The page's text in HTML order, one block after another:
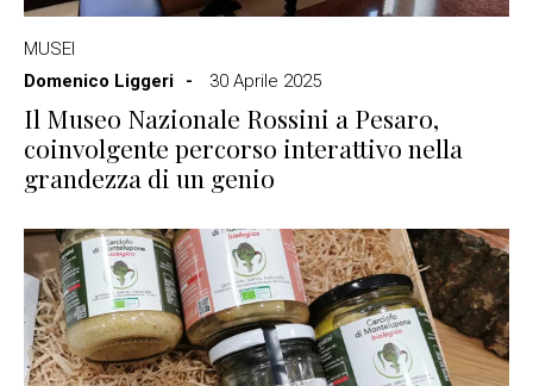
MUSEI
Domenico Liggeri
30 Aprile 2025
Il Museo Nazionale Rossini a Pesaro,
coinvolgente percorso interattivo nella
grandezza di un genio